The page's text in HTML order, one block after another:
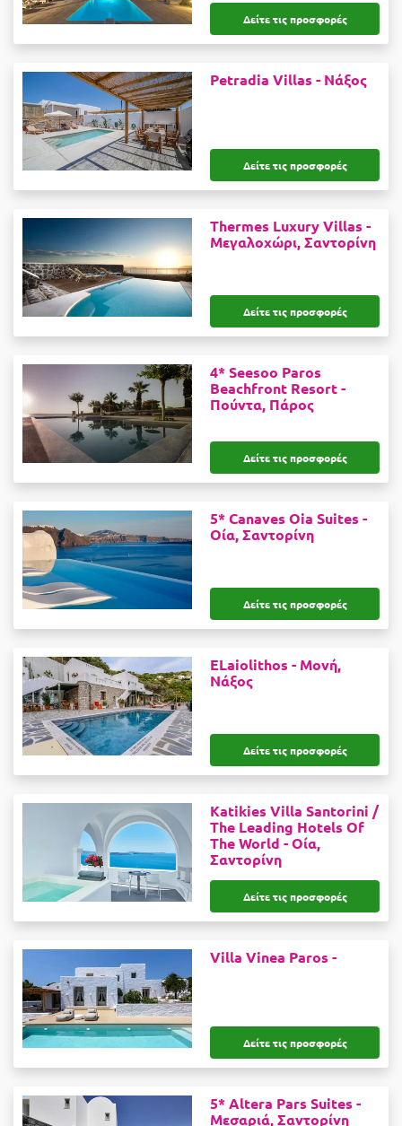
Δείτε τις προσφορές
Petradia Villas - Νάξος
Δείτε τις προσφορές
Thermes Luxury Villas -
Μεγαλοχώρι, Σαντορίνη
Δείτε τις προσφορές
4* Seesoo Paros
Beachfront Resort -
Πούντα, Πάρος
Δείτε τις προσφορές
5* Canaves Oia Suites -
Οία, Σαντορίνη
Δείτε τις προσφορές
ELaiolithos - Μονή,
Νάξος
Δείτε τις προσφορές
Katikies Villa Santorini /
The Leading Hotels Of
The World -Οία,
Σαντορίνη
Δείτε τις προσφορές
Villa Vinea Paros -
Δείτε τις προσφορές
5* Altera Pars Suites -
Μεσαριά, Σαντορίνη